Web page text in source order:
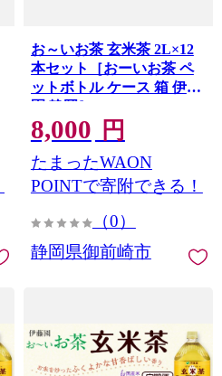
お～いお茶 玄米茶 2L×12
本セット［おーいお茶 ペ
ットボトル ケース 箱 伊藤
園 静岡］
8,000 円
たまったWAON
POINTで寄附できる！
（0）
静岡県御前崎市